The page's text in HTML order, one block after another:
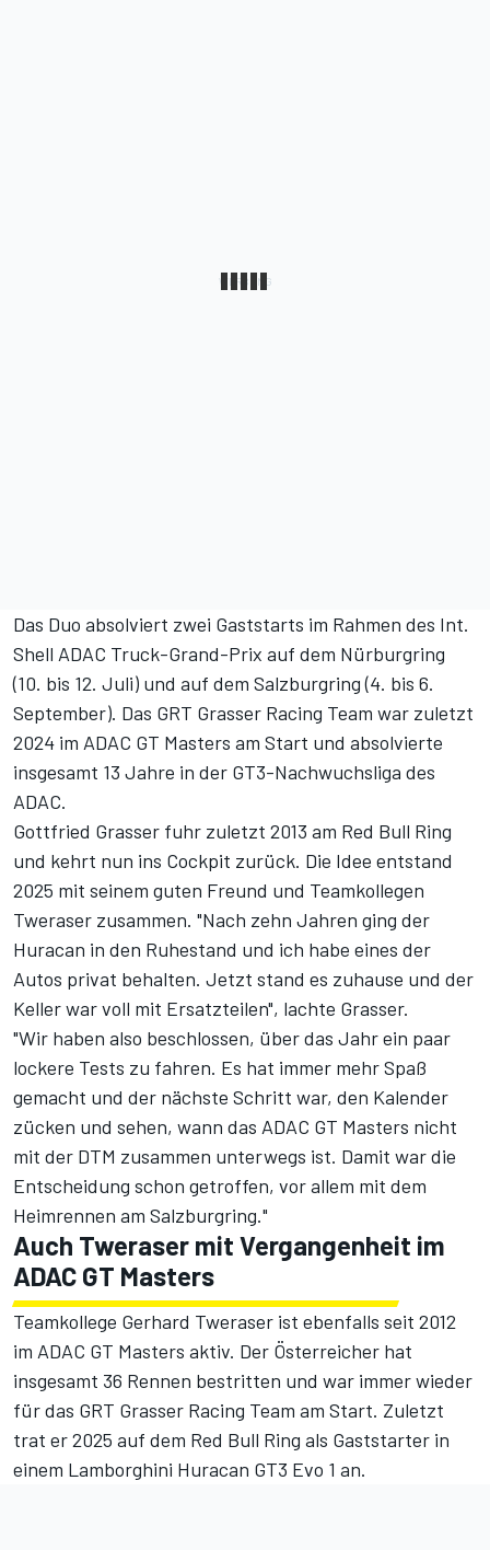
Das Duo absolviert zwei Gaststarts im Rahmen des Int.
Shell ADAC Truck-Grand-Prix auf dem Nürburgring
(10. bis 12. Juli) und auf dem Salzburgring (4. bis 6.
September). Das GRT Grasser Racing Team war zuletzt
2024 im ADAC GT Masters am Start und absolvierte
insgesamt 13 Jahre in der GT3-Nachwuchsliga des
ADAC.
Gottfried Grasser fuhr zuletzt 2013 am Red Bull Ring
und kehrt nun ins Cockpit zurück. Die Idee entstand
2025 mit seinem guten Freund und Teamkollegen
Tweraser zusammen. "Nach zehn Jahren ging der
Huracan in den Ruhestand und ich habe eines der
Autos privat behalten. Jetzt stand es zuhause und der
Keller war voll mit Ersatzteilen", lachte Grasser.
"Wir haben also beschlossen, über das Jahr ein paar
lockere Tests zu fahren. Es hat immer mehr Spaß
gemacht und der nächste Schritt war, den Kalender
zücken und sehen, wann das ADAC GT Masters nicht
mit der DTM zusammen unterwegs ist. Damit war die
Entscheidung schon getroffen, vor allem mit dem
Heimrennen am Salzburgring."
Auch Tweraser mit Vergangenheit im
ADAC GT Masters
Teamkollege Gerhard Tweraser ist ebenfalls seit 2012
im ADAC GT Masters aktiv. Der Österreicher hat
insgesamt 36 Rennen bestritten und war immer wieder
für das GRT Grasser Racing Team am Start. Zuletzt
trat er 2025 auf dem Red Bull Ring als Gaststarter in
einem Lamborghini Huracan GT3 Evo 1 an.